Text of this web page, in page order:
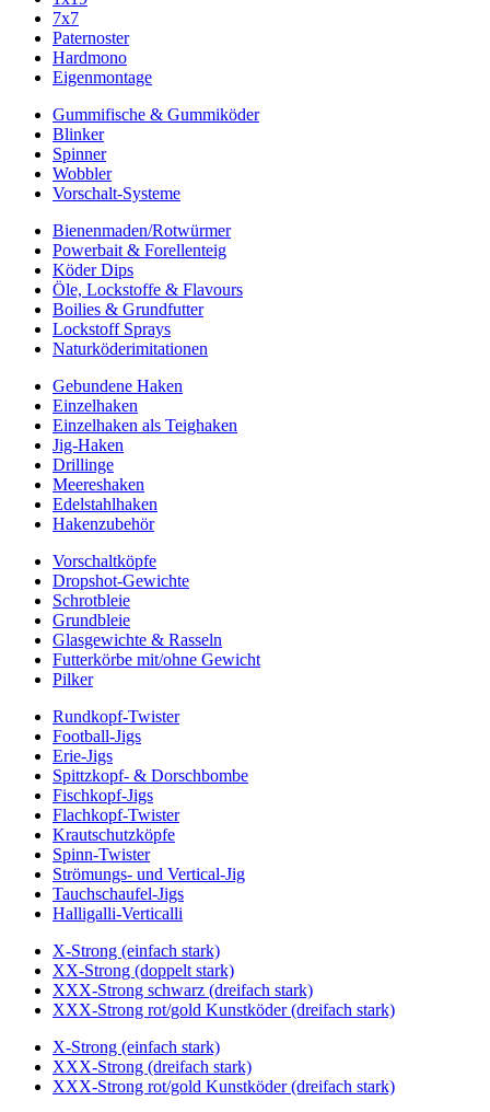
7x7
Paternoster
Hardmono
Eigenmontage
Gummifische & Gummiköder
Blinker
Spinner
Wobbler
Vorschalt-Systeme
Bienenmaden/Rotwürmer
Powerbait & Forellenteig
Köder Dips
Öle, Lockstoffe & Flavours
Boilies & Grundfutter
Lockstoff Sprays
Naturköderimitationen
Gebundene Haken
Einzelhaken
Einzelhaken als Teighaken
Jig-Haken
Drillinge
Meereshaken
Edelstahlhaken
Hakenzubehör
Vorschaltköpfe
Dropshot-Gewichte
Schrotbleie
Grundbleie
Glasgewichte & Rasseln
Futterkörbe mit/ohne Gewicht
Pilker
Rundkopf-Twister
Football-Jigs
Erie-Jigs
Spittzkopf- & Dorschbombe
Fischkopf-Jigs
Flachkopf-Twister
Krautschutzköpfe
Spinn-Twister
Strömungs- und Vertical-Jig
Tauchschaufel-Jigs
Halligalli-Verticalli
X-Strong (einfach stark)
XX-Strong (doppelt stark)
XXX-Strong schwarz (dreifach stark)
XXX-Strong rot/gold Kunstköder (dreifach stark)
X-Strong (einfach stark)
XXX-Strong (dreifach stark)
XXX-Strong rot/gold Kunstköder (dreifach stark)